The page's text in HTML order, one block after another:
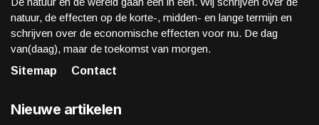
natuur, de effecten op de korte-, midden- en lange termijn en
schrijven over de economische effecten voor nu. De dag
van(daag), maar de toekomst van morgen.
Sitemap
Contact
Nieuwe artikelen